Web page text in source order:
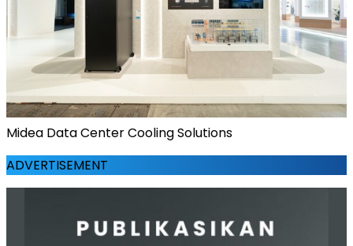
Midea Data Center Cooling Solutions
ADVERTISEMENT